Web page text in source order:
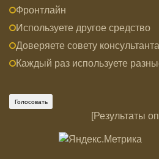
Фронтлайн
Используете другое средство
Доверяете совету
Каждый раз используете
[Результаты